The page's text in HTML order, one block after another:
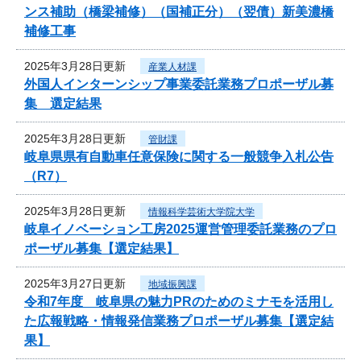
ンス補助（橋梁補修）（国補正分）（翌債）新美濃橋
補修工事
2025年3月28日更新 産業人材課
外国人インターンシップ事業委託業務プロポーザル募
集 選定結果
2025年3月28日更新 管財課
岐阜県県有自動車任意保険に関する一般競争入札公告
（R7）
2025年3月28日更新 情報科学芸術大学院大学
岐阜イノベーション工房2025運営管理委託業務のプロ
ポーザル募集【選定結果】
2025年3月27日更新 地域振興課
令和7年度 岐阜県の魅力PRのためのミナモを活用し
た広報戦略・情報発信業務プロポーザル募集【選定結
果】